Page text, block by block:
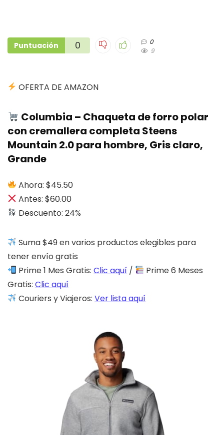
Puntuación 0
0
9
OFERTA DE AMAZON
Columbia – Chaqueta de forro polar
con cremallera completa Steens
Mountain 2.0 para hombre, Gris claro,
Grande
Ahora: $45.50
Antes:$60.00
Descuento: 24%
Suma $49 en varios productos elegibles para
tener envío gratis
Prime 1 Mes Gratis:Clic aquí /
Prime 6 Meses
Gratis: Clic aquí
Couriers y Viajeros:Ver lista aquí